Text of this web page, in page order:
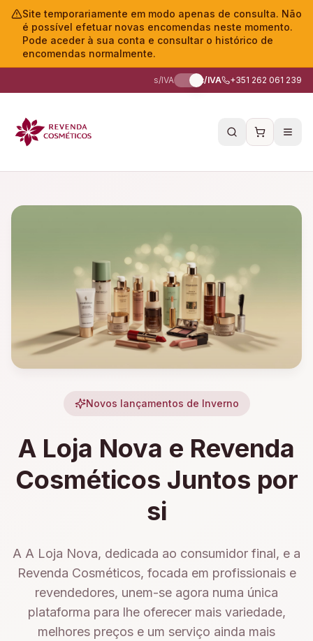
Site temporariamente em modo apenas de consulta. Não
é possível efetuar novas encomendas neste momento.
Pode aceder à sua conta e consultar o histórico de
encomendas normalmente.
s/IVA c/IVA +351 262 061 239
Novos lançamentos de Inverno
A Loja Nova e Revenda
Cosméticos Juntos por
si
A A Loja Nova, dedicada ao consumidor final, e a
Revenda Cosméticos, focada em profissionais e
revendedores, unem-se agora numa única
plataforma para lhe oferecer mais variedade,
melhores preços e um serviço ainda mais